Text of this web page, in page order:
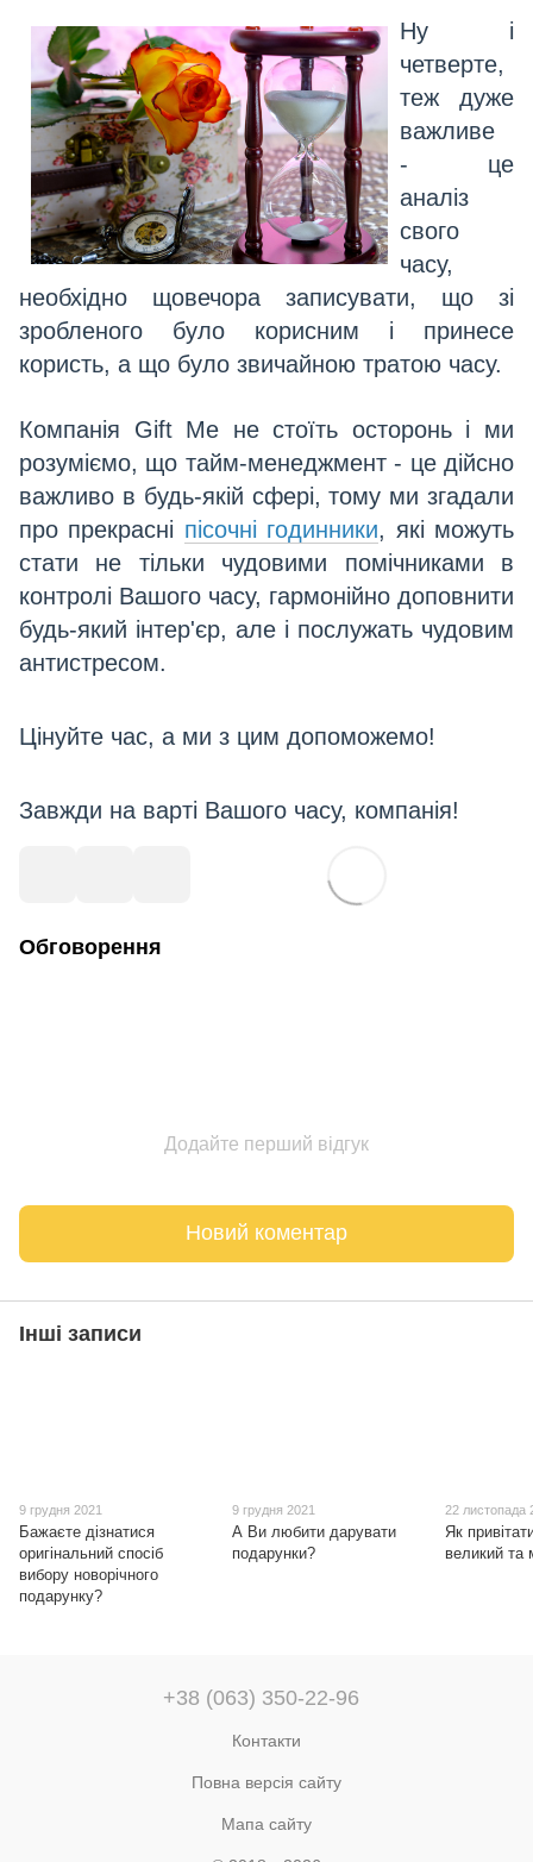
Ну і
четверте,
теж дуже
важливе
- це
аналіз
свого
часу,
необхідно щовечора записувати, що зі
зробленого було корисним і принесе
користь, а що було звичайною тратою часу.
Компанія Gift Me не стоїть осторонь і ми
розуміємо, що тайм-менеджмент - це дійсно
важливо в будь-якій сфері, тому ми згадали
про прекрасні пісочні годинники, які можуть
стати не тільки чудовими помічниками в
контролі Вашого часу, гармонійно доповнити
будь-який інтер'єр, але і послужать чудовим
антистресом.
Цінуйте час, а ми з цим допоможемо!
Завжди на варті Вашого часу, компанія!
Обговорення
Додайте перший відгук
Новий коментар
Інші записи
9 грудня 2021
Бажаєте дізнатися
оригінальний спосіб
вибору новорічного
подарунку?
9 грудня 2021
А Ви любити дарувати
подарунки?
22 листопада
Як
великий та
+38 (063) 350-22-96
Контакти
Повна версія сайту
Мапа сайту